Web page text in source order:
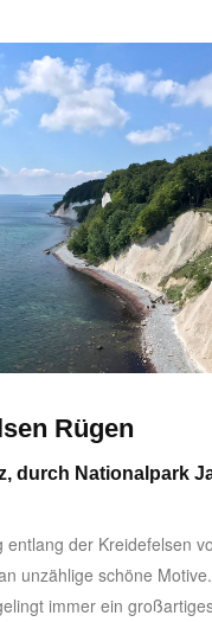
Rügen
durch Nationalpark
entlang der Kreidefelsen
unzählige schöne
immer ein